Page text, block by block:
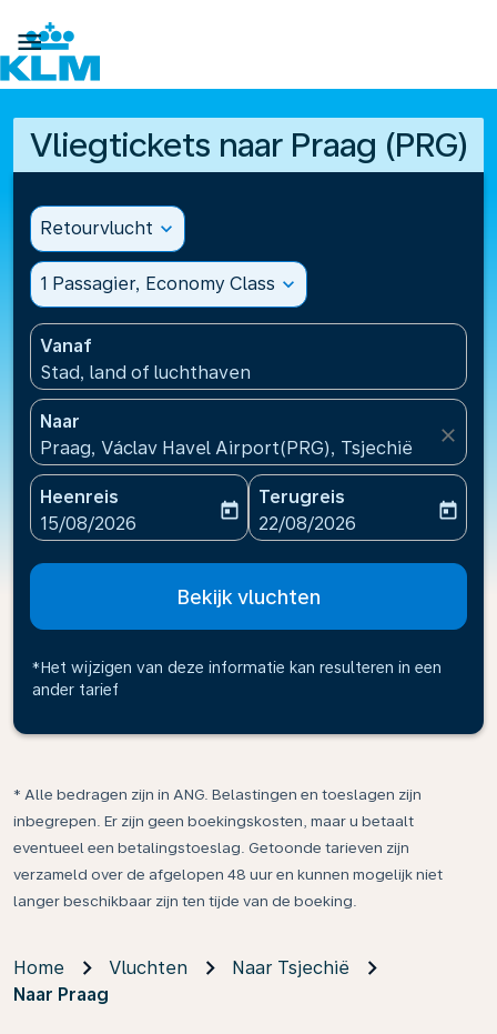

Vliegtickets naar Praag (PRG)
Retourvlucht expand_more
1 Passagier, Economy Class expand_more
Vanaf
Stad, land of luchthaven
Naar
Praag, Václav Havel Airport(PRG), Tsjechië
close
Heenreis
fc-booking-departure-date-aria-label
15/08/2026
today
Terugreis
fc-booking-return-date-
22/08/2026
today
Bekijk vluchten
*Het wijzigen van deze informatie kan resulteren in een
ander tarief
* Alle bedragen zijn in ANG. Belastingen en toeslagen zijn
inbegrepen. Er zijn geen boekingskosten, maar u betaalt
eventueel een betalingstoeslag. Getoonde tarieven zijn
verzameld over de afgelopen 48 uur en kunnen mogelijk niet
langer beschikbaar zijn ten tijde van de boeking.
Home Vluchten
Naar Tsjechië
Naar Praag